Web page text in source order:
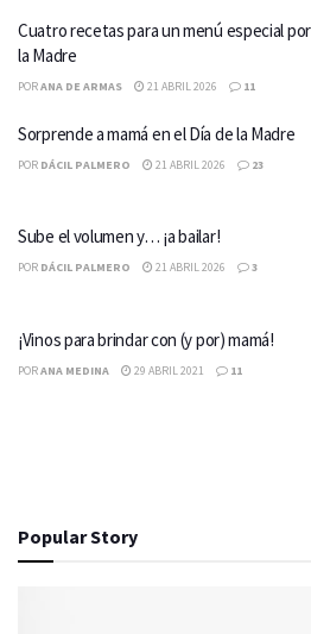
Cuatro recetas para un menú especial
la Madre
PORANA DE ARMAS 21 ABRIL 2026 11
Sorprende a mamá en el Día de la Madre
POR DÁCIL PALMERO 21 ABRIL 2026 23
Sube el volumen y… ¡a bailar!
POR DÁCIL PALMERO 21 ABRIL 2026 3
¡Vinos para brindar con (y por) mamá!
PORANA MEDINA 29 ABRIL 2021 11
Popular Story